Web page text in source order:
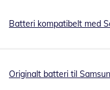
Batteri kompatibelt med
Originalt batteri til